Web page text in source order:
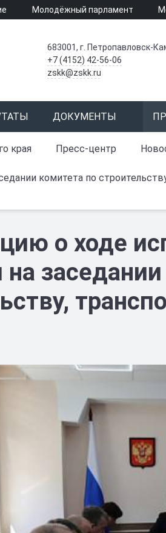
Молодёжный парламент
683001, г. Петропавловск-
+7 (4152) 42-56-06
zskk@zskk.ru
ДОКУМЕНТЫ
края Пресс-центр
комитета по
о ходе
на